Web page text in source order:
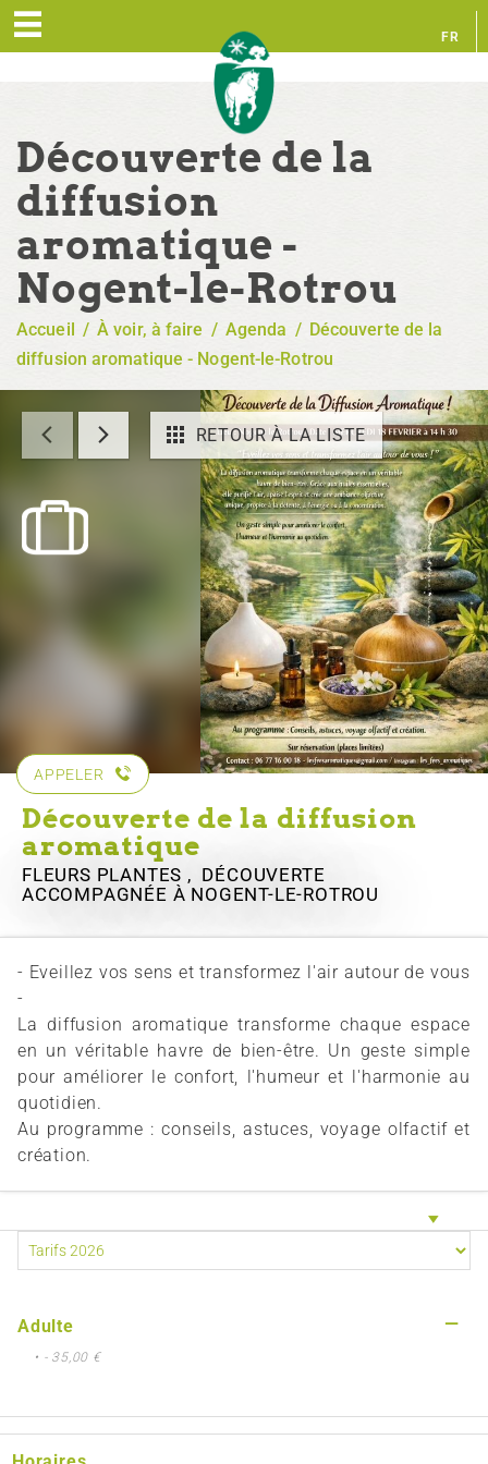
FR
Découverte de la
diffusion
aromatique -
Nogent-le-Rotrou
Accueil / À voir, à faire / Agenda / Découverte de la
diffusion aromatique - Nogent-le-Rotrou
RETOUR À LA LISTE
APPELER
Découverte de la diffusion
aromatique
FLEURS PLANTES , DÉCOUVERTE
ACCOMPAGNÉE À NOGENT-LE-ROTROU
- Eveillez vos sens et transformez l'air autour de vous
-
La diffusion aromatique transforme chaque espace
en un véritable havre de bien-être. Un geste simple
pour améliorer le confort, l'humeur et l'harmonie au
quotidien.
Au programme : conseils, astuces, voyage olfactif et
création.
Adulte —
• - 35,00 €